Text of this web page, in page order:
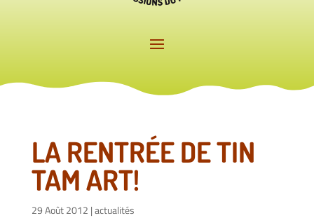
LA RENTRÉE DE TIN
TAM ART!
29 Août 2012 |actualités